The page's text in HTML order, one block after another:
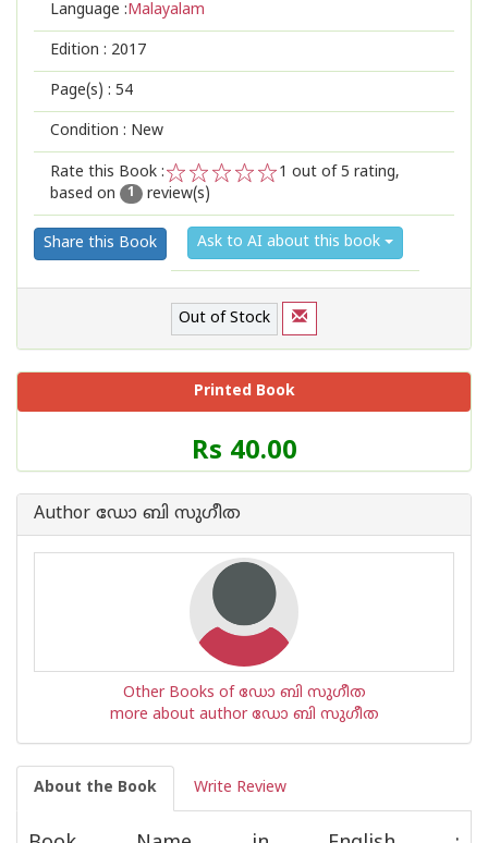
Language :Malayalam
Edition : 2017
Page(s) : 54
Condition : New
Rate this Book :
2
1
1 out of 5 rating,
based on
1 review(s)
Share this Book Ask to AI about this book
Out of Stock
Printed Book
Price
of
Book
is
Rs 40.00
Author ഡോ ബി സുഗീത
Other Books of ഡോ ബി സുഗീത
more about author ഡോ ബി സുഗീത
About the Book Write Review